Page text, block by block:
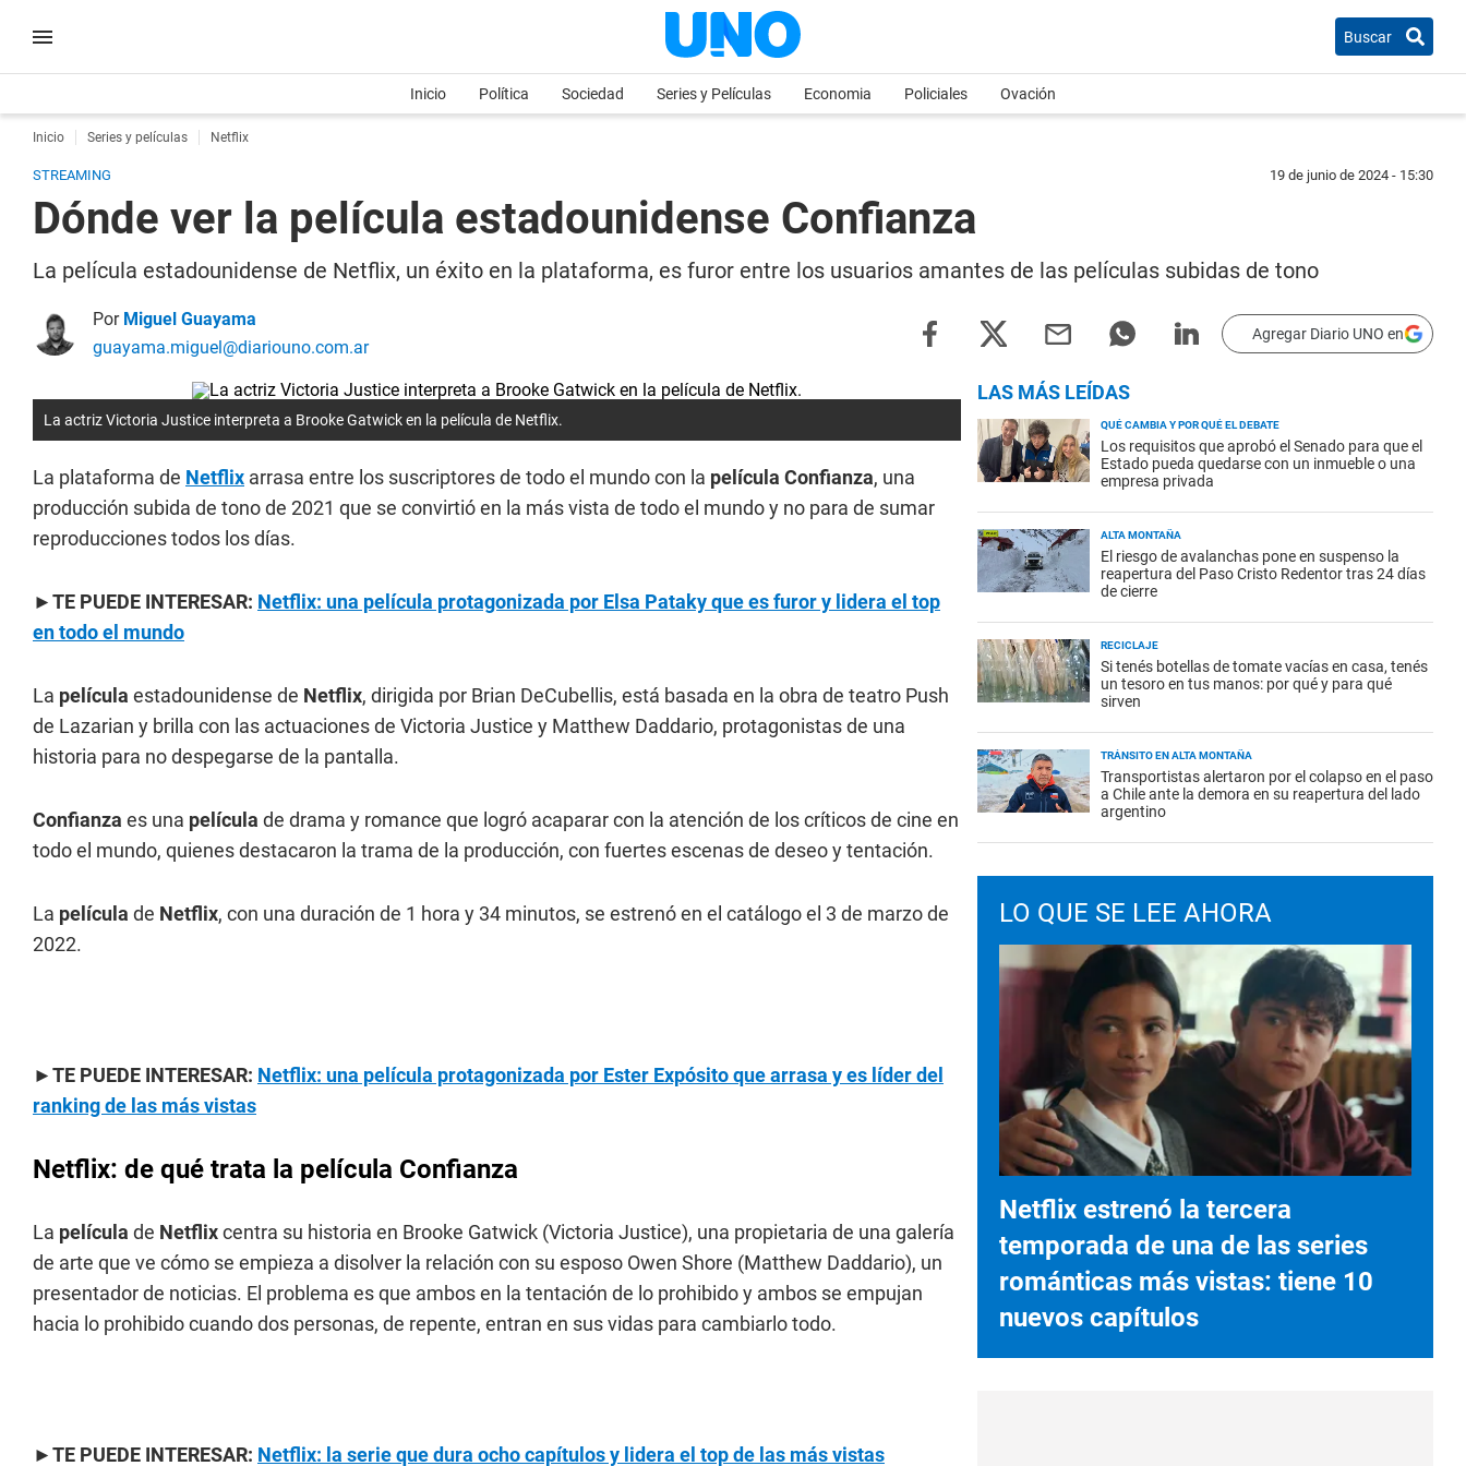
Buscar
Inicio Política Sociedad Series y Películas Economia Policiales Ovación
Inicio Series y películas Netflix
STREAMING 19 de junio de 2024 - 15:30
Dónde ver la película estadounidense Confianza
La película estadounidense de Netflix, un éxito en la plataforma, es furor entre los usuarios amantes de las películas subidas de tono
Por Miguel Guayama
guayama.miguel@diariouno.com.ar
Agregar Diario UNO en
La actriz Victoria Justice interpreta a Brooke Gatwick en la película de Netflix.
La plataforma de Netflix arrasa entre los suscriptores de todo el mundo con la película Confianza, una
producción subida de tono de 2021 que se convirtió en la más vista de todo el mundo y no para de sumar
reproducciones todos los días.
►TE PUEDE INTERESAR: Netflix: una película protagonizada por Elsa Pataky que es furor y lidera el top
en todo el mundo
La película estadounidense de Netflix, dirigida por Brian DeCubellis, está basada en la obra de teatro Push
de Lazarian y brilla con las actuaciones de Victoria Justice y Matthew Daddario, protagonistas de una
historia para no despegarse de la pantalla.
Confianza es una película de drama y romance que logró acaparar con la atención de los críticos de cine en
todo el mundo, quienes destacaron la trama de la producción, con fuertes escenas de deseo y tentación.
La película de Netflix, con una duración de 1 hora y 34 minutos, se estrenó en el catálogo el 3 de marzo de
2022.
►TE PUEDE INTERESAR: Netflix: una película protagonizada por Ester Expósito que arrasa y es líder del
ranking de las más vistas
Netflix: de qué trata la película Confianza
La película de Netflixcentra su historia en Brooke Gatwick (Victoria Justice), una propietaria de una galería
de arte que ve cómo se empieza a disolver la relación con su esposo Owen Shore (Matthew Daddario), un
presentador de noticias. El problema es que ambos en la tentación de lo prohibido y ambos se empujan
hacia lo prohibido cuando dos personas, de repente, entran en sus vidas para cambiarlo todo.
►TE PUEDE INTERESAR: Netflix: la serie que dura ocho capítulos y lidera el top de las más vistas
LAS MÁS LEÍDAS
QUÉ CAMBIA Y POR QUÉ EL DEBATE
Los requisitos que aprobó el Senado para que el
Estado pueda quedarse con un inmueble o una
empresa privada
ALTA MONTAÑA
El riesgo de avalanchas pone en suspenso la
reapertura del Paso Cristo Redentor tras 24 días
de cierre
RECICLAJE
Si tenés botellas de tomate vacías en casa, tenés
un tesoro en tus manos: por qué y para qué
sirven
TRÁNSITO EN ALTA MONTAÑA
Transportistas alertaron por el colapso en el paso
a Chile ante la demora en su reapertura del lado
argentino
LO QUE SE LEE AHORA
Netflix estrenó la tercera
temporada de una de las series
románticas más vistas: tiene 10
nuevos capítulos